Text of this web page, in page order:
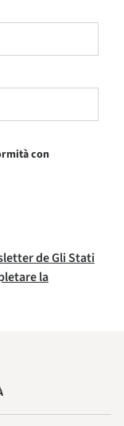
con
de Gli Stati
la